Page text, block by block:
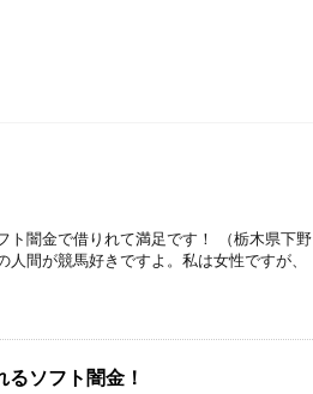
ト闇金で借りれて満足です！ （栃木県下野
間が競馬好きですよ。私は女性ですが、
るソフト闇金！